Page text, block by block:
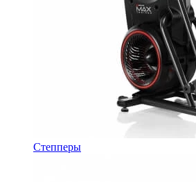
Степперы